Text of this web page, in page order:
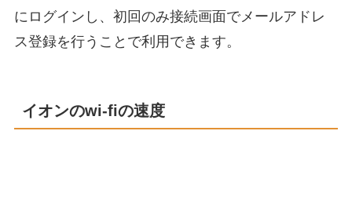
にログインし、初回のみ接続画面でメールアドレ
ス登録を行うことで利用できます。
イオンのwi-fiの速度